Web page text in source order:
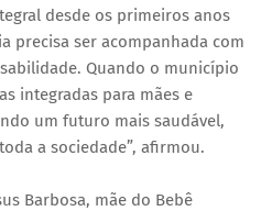
desde os primeiros anos
precisa ser acompanhada com
Quando o município
integradas para mães e
um futuro mais saudável,
a sociedade”, afirmou.
Barbosa, mãe do Bebê